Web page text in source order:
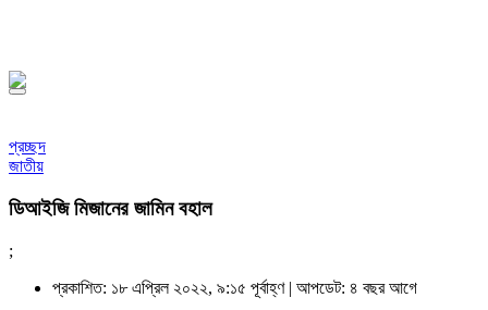
প্রচ্ছদ
জাতীয়
ডিআইজি মিজানের জামিন বহাল
;
প্রকাশিত: ১৮ এপ্রিল ২০২২, ৯:১৫ পূর্বাহ্ণ | আপডেট: ৪ বছর আগে